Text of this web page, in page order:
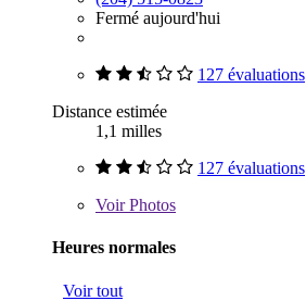
Fermé aujourd'hui
127 évaluations
Distance estimée
1,1 milles
127 évaluations
VoirPhotos
Heures normales
Voir tout